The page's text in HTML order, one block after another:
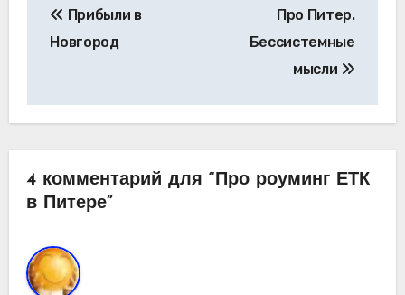
по
Прибыли в
Новгород
Про Питер.
Бессистемные
мысли
4 комментарий для “Про роуминг ЕТК
в Питере”